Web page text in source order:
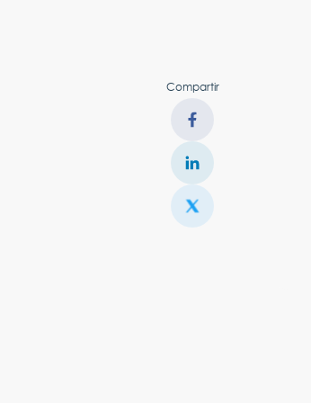
Compartir